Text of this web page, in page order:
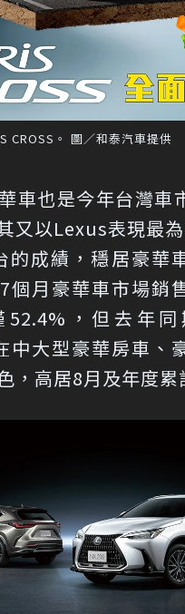
CROSS。 圖／和泰汽車提供
車也是今年台灣車
又以Lexus表現最
的成績，穩居豪華
個月豪華車市場銷
52.4%，但去年
中大型豪華房車、
，高居8月及年度累